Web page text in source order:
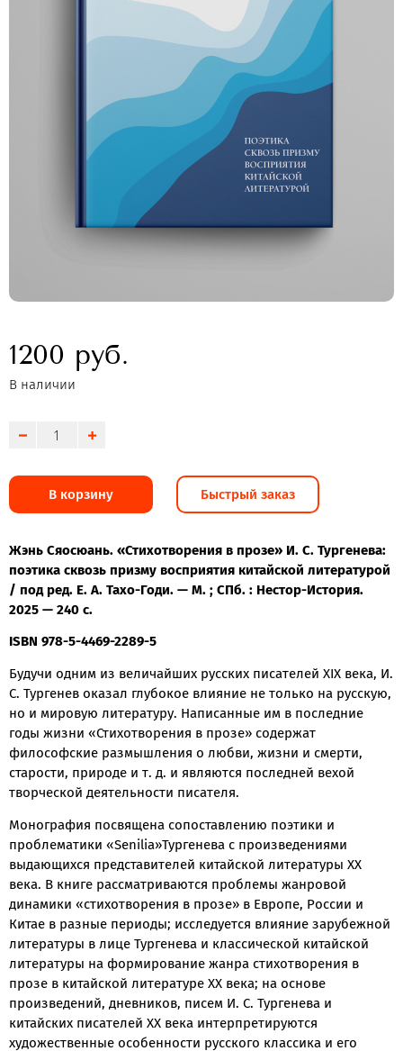
1200 руб.
В наличии
В корзину Быстрый заказ
Жэнь Сяосюань. «Стихотворения в прозе» И. С. Тургенева:
поэтика сквозь призму восприятия китайской литературой
/ под ред. Е. А. Тахо-Годи. — М. ; СПб. : Нестор-История.
2025 — 240 с.
ISBN 978-5-4469-2289-5
Будучи одним из величайших русских писателей XIX века, И.
С. Тургенев оказал глубокое влияние не только на русскую,
но и мировую литературу. Написанные им в последние
годы жизни «Стихотворения в прозе» содержат
философские размышления о любви, жизни и смерти,
старости, природе и т. д. и являются последней вехой
творческой деятельности писателя.
Монография посвящена сопоставлению поэтики и
проблематики «Senilia»Тургенева с произведениями
выдающихся представителей китайской литературы XX
века. В книге рассматриваются проблемы жанровой
динамики «стихотворения в прозе» в Европе, России и
Китае в разные периоды; исследуется влияние зарубежной
литературы в лице Тургенева и классической китайской
литературы на формирование жанра стихотворения в
прозе в китайской литературе XX века; на основе
произведений, дневников, писем И. С. Тургенева и
китайских писателей ХХ века интерпретируются
художественные особенности русского классика и его